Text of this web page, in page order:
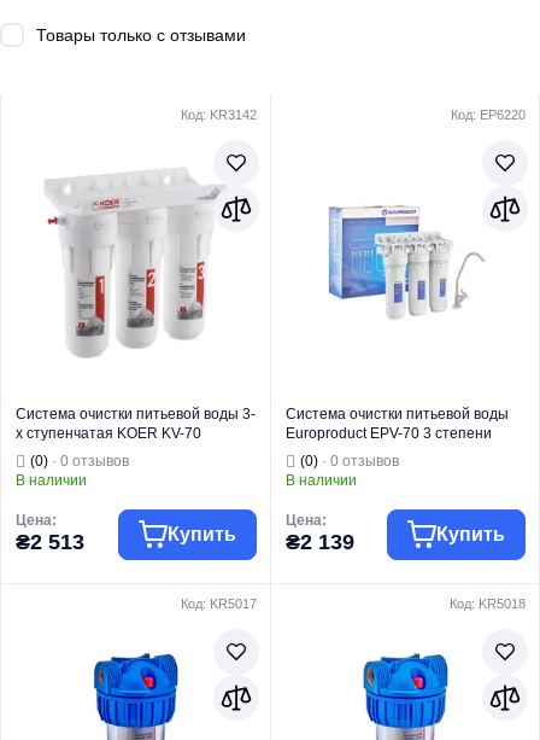
Товары только с отзывами
Код: KR3142
Система очистки питьевой воды 3-
х ступенчатая KOER KV-70
(старый артикул KV.01) (ППР5 +
смягчение + спрессованный уголь)
(0) · 0 отзывов
В наличии
Цена:
₴2 513 Купить
Тип изделия
Проточные
фильтры
Iceberg
Назначение
Для воды
Тип монтажа
Код: EP6220
Система очистки питьевой воды
Europroduct EPV-70 3 степени
(ППР5+смягчение+спрессованный
уголь) (EP6220)
(0)· 0 отзывов
В наличии
Цена:
₴2 139 Купить
Тип изделия
Проточные
фильтры
Назначение
Для воды
Тип монтажа
Под мойку
Страна бренда
Код: KR5017 Код: KR5018